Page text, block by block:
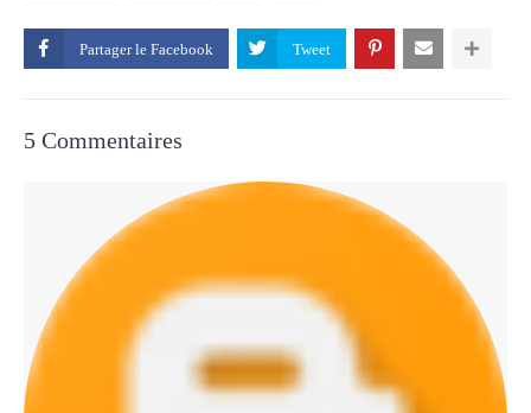
Partager le
5 Commentaires